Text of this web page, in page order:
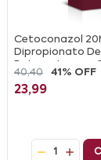
Cetoconazol
Dipropionato De
Betametasona
Sulfato De
G Pomada Ems
40,40 41% OFF
23,99
1